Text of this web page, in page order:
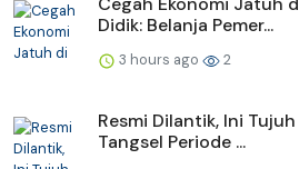
Didik: Belanja Pemer...
3 hours ago 2
Resmi Dilantik, Ini
Tangsel Periode ...